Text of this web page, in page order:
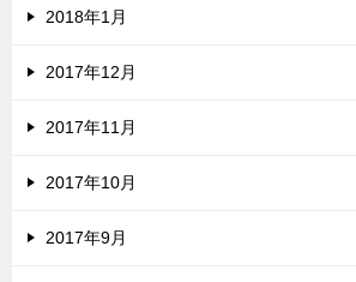
2018年1月
2017年12月
2017年11月
2017年10月
2017年9月